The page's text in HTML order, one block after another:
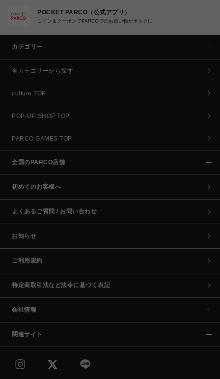
POCKET PARCO（公式アプリ）
コイン＆クーポンでPARCOでのお買い物がオトクに
カテゴリー
全カテゴリーから探す
culture TOP
POP-UP SHOP TOP
PARCO GAMES TOP
全国のPARCO店舗
初めてのお客様へ
よくあるご質問 / お問い合わせ
お知らせ
ご利用規約
特定商取引法など法令に基づく表記
会社情報
関連サイト